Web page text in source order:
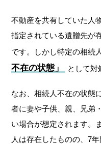
不動産を共有していた人
指定されている遺贈先が
です。しかし特定の相続
不在の状態」
として対
なお、相続人不在の状態
者に妻や子供、親、兄弟
い場合が想定されます。
人は存在したものの、7